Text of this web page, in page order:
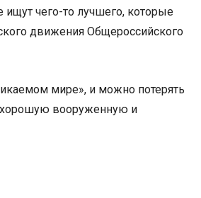
чего-то лучшего, которые
движения Общероссийского
мире», и можно потерять
хорошую вооруженную и